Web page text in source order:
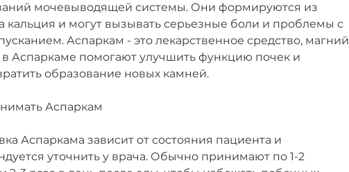
мочевыводящей системы. Они формируются из
кальция и могут вызывать серьезные боли и проблемы с
Аспаркам - это лекарственное средство, магний
в Аспаркаме помогают улучшить функцию почек и
образование новых камней.
Аспаркам
Аспаркама зависит от состояния пациента и
уточнить у врача. Обычно принимают по 1-2